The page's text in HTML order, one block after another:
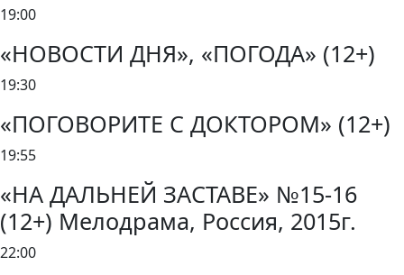
19:00
«НОВОСТИ ДНЯ», «ПОГОДА» (12+)
19:30
«ПОГОВОРИТЕ С ДОКТОРОМ» (12+)
19:55
«НА ДАЛЬНЕЙ ЗАСТАВЕ» №15-16
(12+) Мелодрама, Россия, 2015г.
22:00